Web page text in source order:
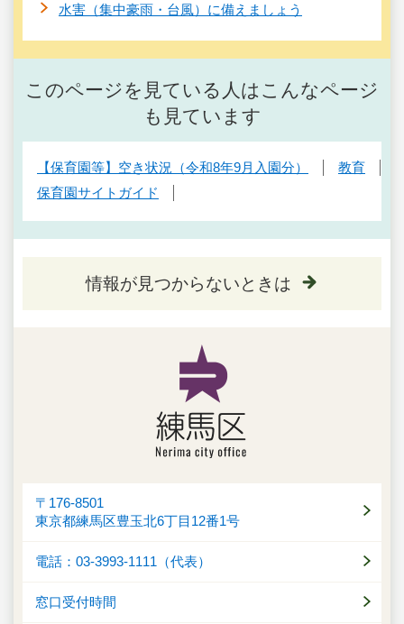
水害（集中豪雨・台風）に備えましょう
このページを見ている人はこんなページ
も見ています
【保育園等】空き状況（令和8年9月入園分）
教育
保育園サイトガイド
情報が見つからないときは
〒176-8501
東京都練馬区豊玉北6丁目12番1号
電話：03-3993-1111（代表）
窓口受付時間